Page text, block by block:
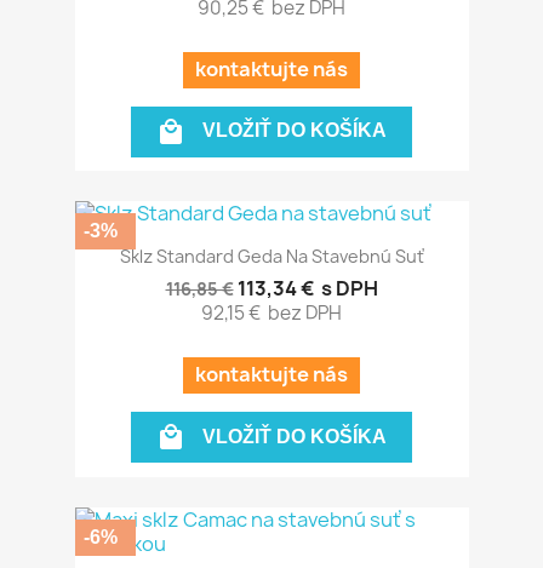
90,25 € bez DPH
kontaktujte nás
 VLOŽIŤ DO KOŠÍKA
Sklz Standard Geda Na Stavebnú Suť
116,85 € 113,34 € s DPH
92,15 € bez DPH
kontaktujte nás
 VLOŽIŤ DO KOŠÍKA
-3%
-6%